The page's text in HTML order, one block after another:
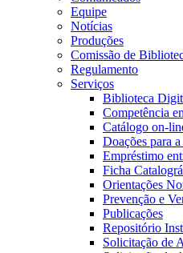
Equipe
Notícias
Produções
Comissão de
Regulamento
Serviços
Biblioteca
Competência
Catálogo on-
Doações para
Empréstimo
Ficha
Orientações
Prevenção e
Publicações
Repositório
Solicitação de